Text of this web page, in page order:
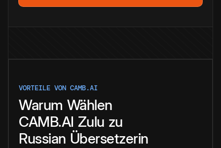
VORTEILE VON CAMB.AI
Warum Wählen
CAMB.AI Zulu zu
Russian Übersetzerin